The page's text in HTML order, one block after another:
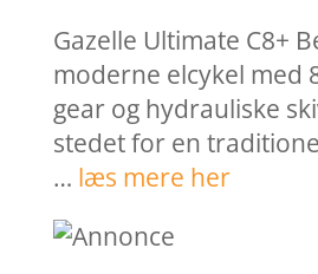
Gazelle Ultimate C8+
moderne elcykel med
gear og hydrauliske
stedet for en
… læs mere her